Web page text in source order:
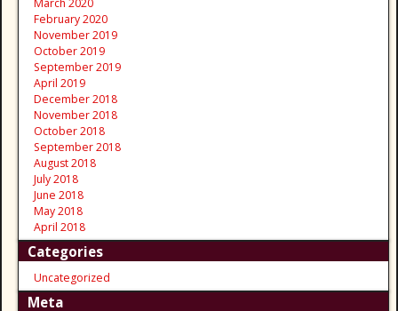
March 2020
February 2020
November 2019
October 2019
September 2019
April 2019
December 2018
November 2018
October 2018
September 2018
August 2018
July 2018
June 2018
May 2018
April 2018
Categories
Uncategorized
Meta